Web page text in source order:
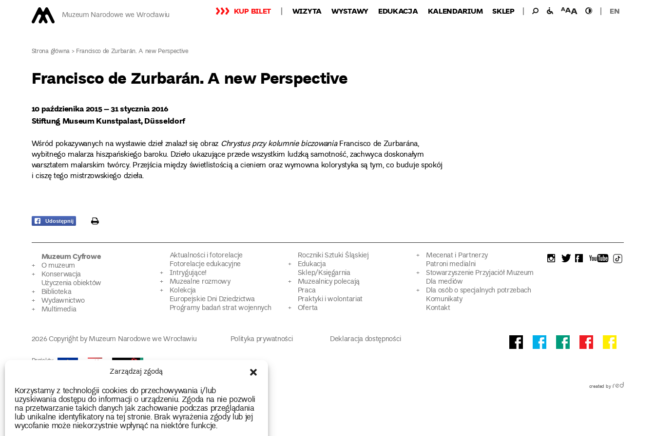
Zarządzaj zgodą
Korzystamy z technologii cookies do przechowywania i/lub
uzyskiwania dostępu do informacji o urządzeniu. Zgoda na nie pozwoli
na przetwarzanie takich danych jak zachowanie podczas przeglądania
lub unikalne identyfikatory na tej stronie. Brak wyrażenia zgody lub jej
wycofanie może niekorzystnie wpłynąć na niektóre funkcje.
Muzeum Narodowe we Wrocławiu KUP BILET WIZYTA WYSTAWY EDUKACJA KALENDARIUM SKLEP Wyszukaj
Wyszukiwanie
dla:
udogodnieniawielkość
czcionki
wysoki
kontrast
EN
Strona główna>Francisco de Zurbarán. A new Perspective
Francisco de Zurbarán. A new Perspective
10 paździenika 2015 – 31 stycznia 2016
Stiftung Museum Kunstpalast, Düsseldorf
Wśród pokazywanych na wystawie dzieł znalazł się obraz Chrystus przy kolumnie biczowaniaFrancisco de Zurbarána,
wybitnego malarza hiszpańskiego baroku. Dzieło ukazujące przede wszystkim ludzką samotność, zachwyca doskonałym
warsztatem malarskim twórcy. Przejścia między świetlistością a cieniem oraz wymowna kolorystyka są tym, co buduje spokój
i ciszę tego mistrzowskiego dzieła.
Udostępnij print
Muzeum Cyfrowe
O muzeum
Konserwacja
Użyczenia obiektów
Biblioteka
Wydawnictwo
Multimedia
Aktualności i fotorelacje
Fotorelacje edukacyjne
Intrygujące!
Muzealne rozmowy
Kolekcja
Europejskie Dni Dziedzictwa
Programy badań strat wojennych
Roczniki Sztuki Śląskiej
Edukacja
Sklep/Księgarnia
Muzealnicy polecają
Praca
Praktyki i wolontariat
Oferta
Mecenat i Partnerzy
Patroni medialni
Stowarzyszenie Przyjaciół Muzeum
Dla mediów
Dla osób o specjalnych potrzebach
Komunikaty
Kontakt
instagram
twitterfacebookyoutube
tiktok
2026 Copyright by Muzeum Narodowe we Wrocławiu Polityka prywatności Deklaracja dostępności Facebook
Muzeum
facebook
Pawilonu
facebook
Muzeum
Facebook
Panoramy
facebook
Stowarzyszenie
Narodowego
we
Projekty
created by